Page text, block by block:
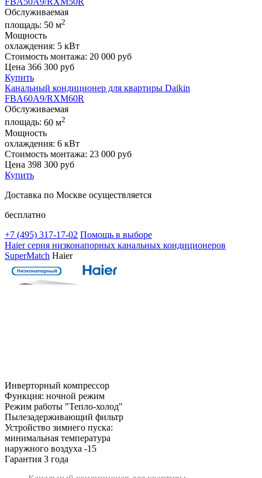
Обслуживаемая
площадь: 50 м2
Мощность
охлаждения: 5 кВт
Стоимость монтажа: 20 000 руб
Цена 366 300 руб
Купить
Канальный кондиционер для квартиры Daikin
FBA60A9/RXM60R
Обслуживаемая
площадь: 60 м2
Мощность
охлаждения: 6 кВт
Стоимость монтажа: 23 000 руб
Цена 398 300 руб
Купить
Доставка по Москве осуществляется
бесплатно
+7 (495) 317-17-02 Помощь в выборе
Haier серия низконапорных канальных кондиционеров
SuperMatch Haier
Инверторный компрессор
Функция: ночной режим
Режим работы "Тепло-холод"
Пылезадерживающий фильтр
Устройство зимнего пуска:
минимальная температура
наружного воздуха -15
Гарантия 3 года